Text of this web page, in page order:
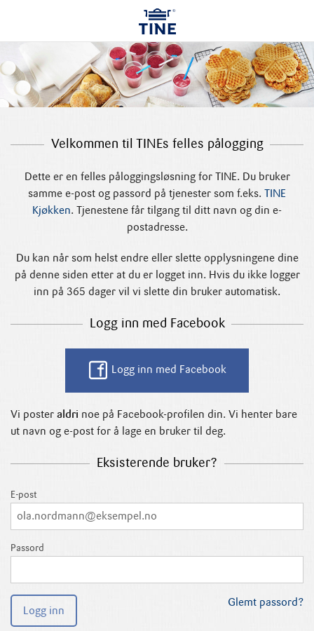
Velkommen til TINEs felles pålogging
Dette ​er en felles påloggingsløsning for TINE. Du bruker
samme e-post og passord på tjenester som f.eks. TINE
Kjøkken. Tjenestene får tilgang til ditt navn og din e-
postadresse.
Du kan når som helst endre eller slette opplysningene dine
på denne siden etter at du er logget inn. Hvis du ikke logger
inn på 365 dager vil vi slette din bruker automatisk.
Logg inn med Facebook
Logg inn med Facebook
Vi poster aldri noe på Facebook-profilen din. Vi henter bare
ut navn og e-post for å lage en bruker til deg.
Eksisterende bruker?
E-post
Passord
Glemt passord?